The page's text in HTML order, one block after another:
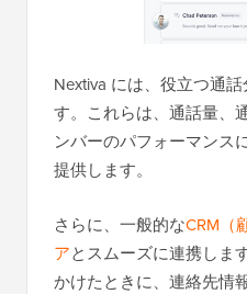
Nextiva には、役立つ通
す。これらは、通話量、
ンバーのパフォーマンス
提供します。
さらに、一般的なCRM（
アとスムーズに連携しま
かけたときに、連絡先情